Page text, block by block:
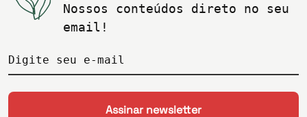
Nossos conteúdos direto no seu
email!
Digite seu e-mail